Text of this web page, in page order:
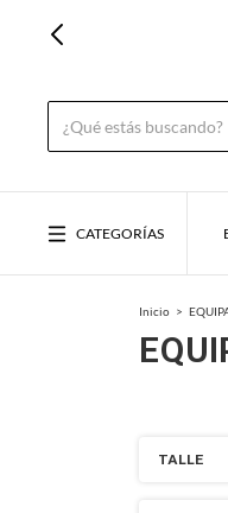
CATEGORÍAS
Inicio >
TALLE